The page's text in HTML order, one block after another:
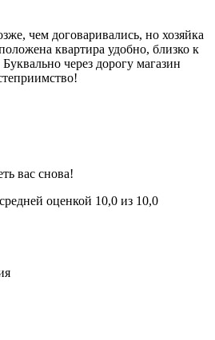
чем договаривались, но хозяйка
квартира удобно, близко к
через дорогу магазин
вас снова!
оценкой 10,0 из 10,0